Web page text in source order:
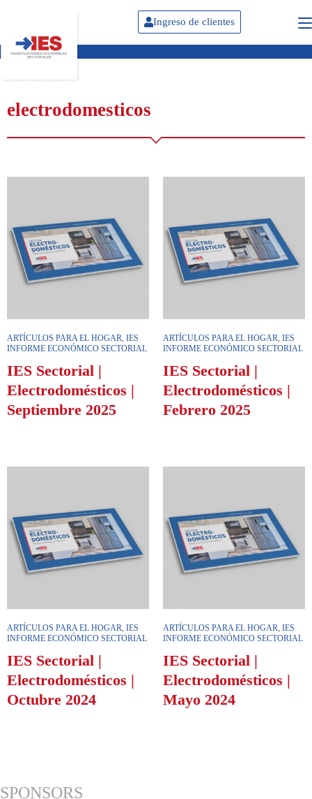
Ingreso de clientes
electrodomesticos
ARTÍCULOS PARA EL HOGAR, IES
INFORME ECONÓMICO SECTORIAL
IES Sectorial |
Electrodomésticos |
Septiembre 2025
ARTÍCULOS PARA EL HOGAR, IES
INFORME ECONÓMICO SECTORIAL
IES Sectorial |
Electrodomésticos |
Febrero 2025
ARTÍCULOS PARA EL HOGAR, IES
INFORME ECONÓMICO SECTORIAL
IES Sectorial |
Electrodomésticos |
Octubre 2024
ARTÍCULOS PARA EL HOGAR, IES
INFORME ECONÓMICO SECTORIAL
IES Sectorial |
Electrodomésticos |
Mayo 2024
SPONSORS